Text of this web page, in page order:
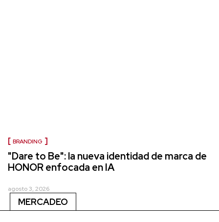
BRANDING
"Dare to Be": la nueva identidad de marca de
HONOR enfocada en IA
agosto 3, 2026
MERCADEO